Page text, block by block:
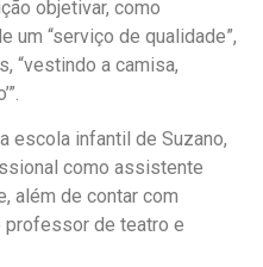
objetivar, como
um “serviço de qualidade”,
“vestindo a camisa,
escola infantil de Suzano,
como assistente
além de contar com
de teatro e